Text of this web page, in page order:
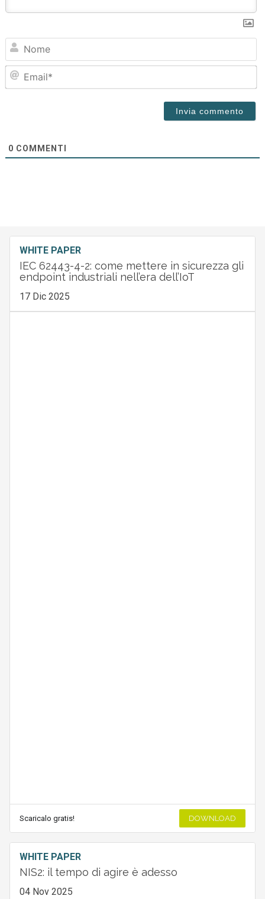
0 COMMENTI
WHITE PAPER
IEC 62443-4-2: come mettere in sicurezza gli
endpoint industriali nell’era dell’IoT
17 Dic 2025
Scaricalo gratis! DOWNLOAD
WHITE PAPER
NIS2: il tempo di agire è adesso
04 Nov 2025